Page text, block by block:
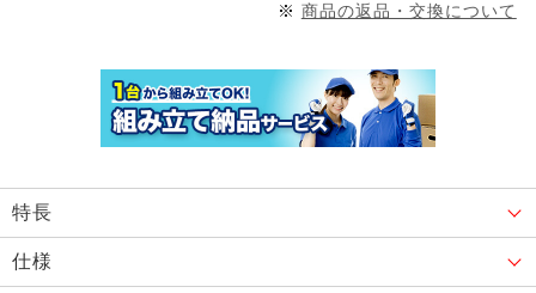
※ 商品の返品・交換について
特長
仕様